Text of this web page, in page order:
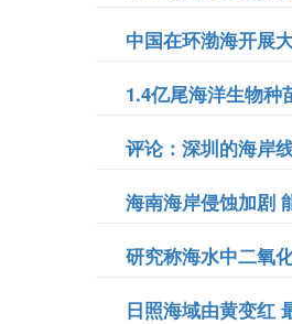
中国在环渤海开展
1.4亿尾海洋生物种
评论：深圳的海岸
海南海岸侵蚀加剧
研究称海水中二氧
日照海域由黄变红